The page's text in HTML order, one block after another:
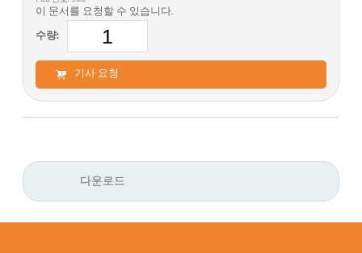
이 문서를 요청할 수 있습니다.
수량:
기사 요청
다운로드